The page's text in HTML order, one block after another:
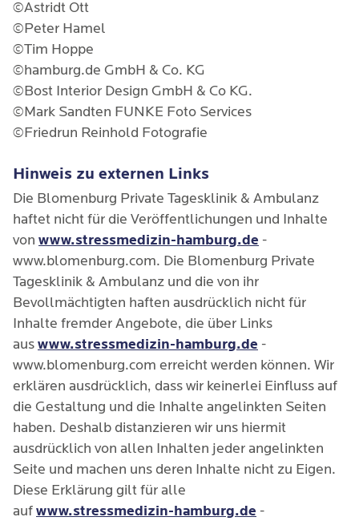
©Astridt Ott
©Peter Hamel
©Tim Hoppe
©hamburg.de GmbH & Co. KG
©Bost Interior Design GmbH & Co KG.
©Mark Sandten FUNKE Foto Services
©Friedrun Reinhold Fotografie
Hinweis zu externen Links
Die Blomenburg Private Tagesklinik & Ambulanz
haftet nicht für die Veröffentlichungen und Inhalte
von www.stressmedizin-hamburg.de -
www.blomenburg.com. Die Blomenburg Private
Tagesklinik & Ambulanz und die von ihr
Bevollmächtigten haften ausdrücklich nicht für
Inhalte fremder Angebote, die über Links
auswww.stressmedizin-hamburg.de -
www.blomenburg.com erreicht werden können. Wir
erklären ausdrücklich, dass wir keinerlei Einfluss auf
die Gestaltung und die Inhalte angelinkten Seiten
haben. Deshalb distanzieren wir uns hiermit
ausdrücklich von allen Inhalten jeder angelinkten
Seite und machen uns deren Inhalte nicht zu Eigen.
Diese Erklärung gilt für alle
aufwww.stressmedizin-hamburg.de -